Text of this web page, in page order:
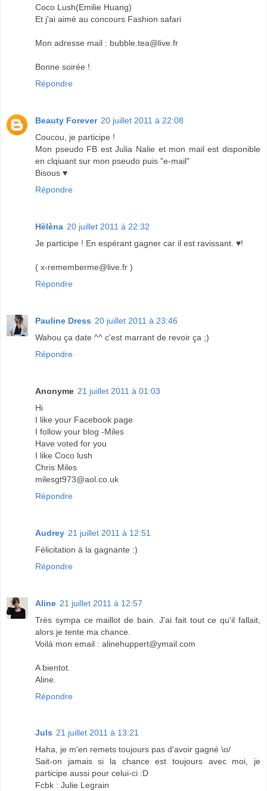
Coco Lush(Emilie Huang)
Et j'ai aimé au concours Fashion safari
Mon adresse mail : bubble.tea@live.fr
Bonne soirée !
Répondre
Beauty Forever 20 juillet 2011 à 22:08
Coucou, je participe !
Mon pseudo FB est Julia Nalie et mon mail est disponible
en clqiuant sur mon pseudo puis "e-mail"
Bisous ♥
Répondre
Hèlèna 20 juillet 2011 à 22:32
Je participe ! En espérant gagner car il est ravissant. ♥!
( x-rememberme@live.fr )
Répondre
Pauline Dress 20 juillet 2011 à 23:46
Wahou ça date ^^ c'est marrant de revoir ça ;)
Répondre
Anonyme 21 juillet 2011 à 01:03
Hi
I like your Facebook page
I follow your blog -Miles
Have voted for you
I like Coco lush
Chris Miles
milesgt973@aol.co.uk
Répondre
Audrey 21 juillet 2011 à 12:51
Félicitation à la gagnante :)
Répondre
Aline 21 juillet 2011 à 12:57
Très sympa ce maillot de bain. J'ai fait tout ce qu'il fallait,
alors je tente ma chance.
Voilà mon email : alinehuppert@ymail.com
A bientot.
Aline.
Répondre
Juls 21 juillet 2011 à 13:21
Haha, je m'en remets toujours pas d'avoir gagné \o/
Sait-on jamais si la chance est toujours avec moi, je
participe aussi pour celui-ci :D
Fcbk : Julie Legrain